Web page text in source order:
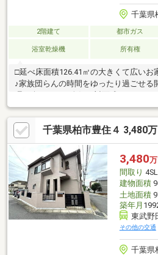
千葉県
2階建て 都市ガス
浴室乾燥機 所有権
□延べ床面積126.41㎡の大きくて広いお
♪家族団らんの時間をゆったり過ごせる
5帖の書斎付き♪□生活利便施設が近隣
利で暮らしやすい魅力的な住環境♪【周
歩13分○小金南中学校：徒歩24分○北小
10分○イオン北小金店：徒歩8分○ファ
徒歩6分○マツモトキヨシ松戸小金店：徒
千葉県柏市豊住４ 3,480
3,480
間取り
建物面積
土地面積
築年月
東武野
その他の交通
千葉県